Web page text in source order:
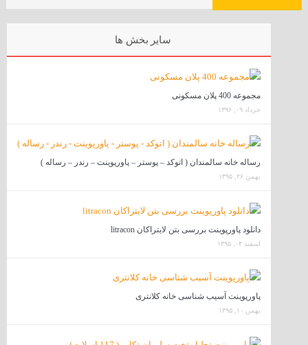
سایر بخش ها
مجموعه 400 پلان مسکونی
خرداد ۰۹, ۱۳۹۶
رساله خانه سالمندان ( اتوکد – پوستر – پاورپوینت – رندر – رساله )
بهمن ۲۶, ۱۳۹۵
دانلود پاورپوینت بررسی بتن لایتراکان litracon
اسفند ۰۴, ۱۳۹۵
پاورپوینت آسیب شناسی خانه کلانتری
بهمن ۱۰, ۱۳۹۵